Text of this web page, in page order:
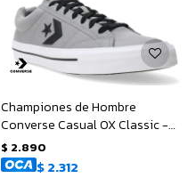
Championes de Hombre
Converse Casual OX Classic -
Gris - Negro - Blanco
$ 2.890
$2.312